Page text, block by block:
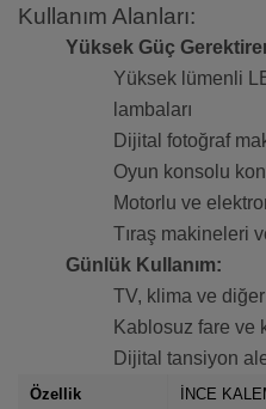
Kullanım Alanları:
Yüksek Güç
Yüksek lümenli
lambaları
Dijital fotoğraf
Oyun konsolu
Motorlu ve
Tıraş makineleri
Günlük Kullanım:
TV, klima ve
Kablosuz fare ve
Dijital tansiyon
Özellik İNCE